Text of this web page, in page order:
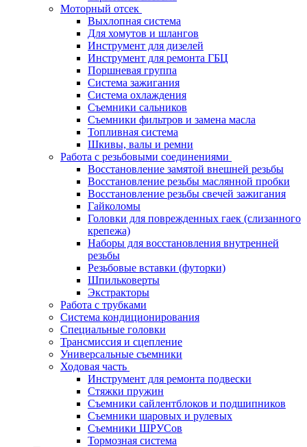
Моторный отсек
Выхлопная система
Для хомутов и шлангов
Инструмент для дизелей
Инструмент для ремонта ГБЦ
Поршневая группа
Система зажигания
Система охлаждения
Съемники сальников
Съемники фильтров и замена масла
Топливная система
Шкивы, валы и ремни
Работа с резьбовыми соединениями
Восстановление замятой внешней резьбы
Восстановление резьбы маслянной пробки
Восстановление резьбы свечей зажигания
Гайколомы
Головки для поврежденных гаек (слизанного
крепежа)
Наборы для восстановления внутренней
резьбы
Резьбовые вставки (футорки)
Шпильковерты
Экстракторы
Работа с трубками
Система кондиционирования
Специальные головки
Трансмиссия и сцепление
Универсальные съемники
Ходовая часть
Инструмент для ремонта подвески
Стяжки пружин
Съемники сайлентблоков и подшипников
Съемники шаровых и рулевых
Съемники ШРУСов
Тормозная система